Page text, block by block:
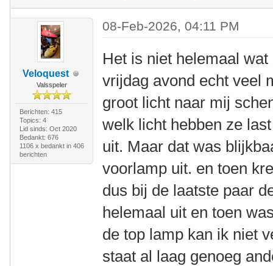
Veloquest
Valsspeler
Berichten: 415
Topics: 4
Lid sinds: Oct 2020
Bedankt: 676
1106 x bedankt in 406
berichten
08-Feb-2026, 04:11 PM
Het is niet helemaal
vrijdag avond echt veel
groot licht naar mij
welk licht hebben ze
uit. Maar dat was
voorlamp uit. en toen
dus bij de laatste paar
helemaal uit en toen
de top lamp kan ik niet
staat al laag genoeg